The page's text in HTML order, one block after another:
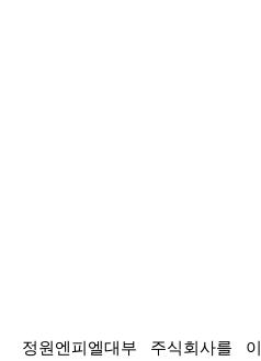
정원엔피엘대부 주식회사를